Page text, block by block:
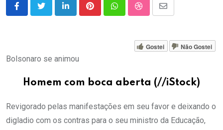
LinkedInPinterestWhatsappStumbleUpon
Share
Email
Gostei Não Gostei
Bolsonaro se animou
Homem com boca aberta (//iStock)
Revigorado pelas manifestações em seu favor e deixando o
digladio com os contras para o seu ministro da Educação,